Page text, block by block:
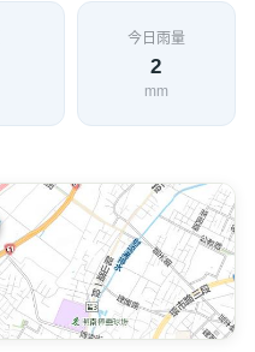
今日雨量
2
mm